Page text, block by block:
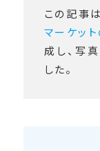
この記事は
マーケッ
成し、写
した。